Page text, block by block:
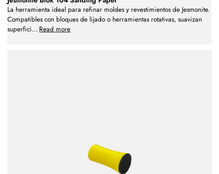
La herramienta ideal para refinar moldes y revestimientos de Jesmonite.
Compatibles con bloques de lijado o herramientas rotativas, suavizan
superfici... Read more